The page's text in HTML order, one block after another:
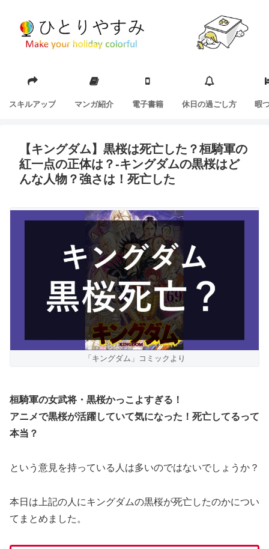
スキルアップ マンガ紹介 電子書籍 休日の過ごし方 暇
【キングダム】黒桜は死亡した？桓騎軍の
紅一点の正体は？-キングダムの黒桜はど
んな人物？強さは！死亡した
「キングダム」コミックより
桓騎軍の女武将・黒桜かっこよすぎる！
アニメで黒桜が活躍していて気になった！死亡してるって
本当？
という意見を持っている人は多いのではないでしょうか？
本日は上記の人にキングダムの黒桜が死亡したのかについ
てまとめました。